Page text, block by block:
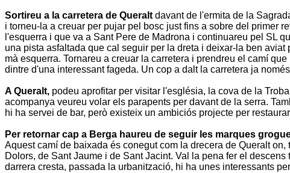
Sortireu a la carretera de Queralt davant de l'ermita de la
i torneu-la a creuar per pujar pel bosc just fins a sobre del primer
l'esquerra i que va a Sant Pere de Madrona i continuareu pel SL
una pista asfaltada que cal seguir per la dreta i deixar-la ben
mà esquerra. Tornareu a creuar la carretera i prendreu el camí
dintre d'una interessant fageda. Un cop a dalt la carretera ja
A Queralt, podeu aprofitar per visitar l'església, la cova de la
acompanya veureu volar els parapents per davant de la serra.
hi ha servei de bar, però existeix un ambiciós projecte per
Per retornar cap a Berga haureu de seguir les marques
Aquest camí de baixada és conegut com la drecera de Queralton,
Dolors, de Sant Jaume i de Sant Jacint. Val la pena fer el descens
darrera cresta, passada la urbanització, hi ha unes interessants